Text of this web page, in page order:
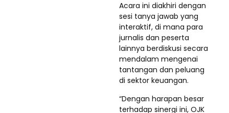
Acara ini diakhiri dengan
sesi tanya jawab yang
interaktif, di mana para
jurnalis dan peserta
lainnya berdiskusi secara
mendalam mengenai
tantangan dan peluang
di sektor keuangan.
“Dengan harapan besar
terhadap sinergi ini, OJK